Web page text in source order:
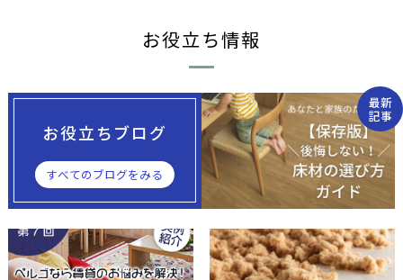
お役立ち情報
最新
記事
お役立ちブログ
すべてのブログをみる